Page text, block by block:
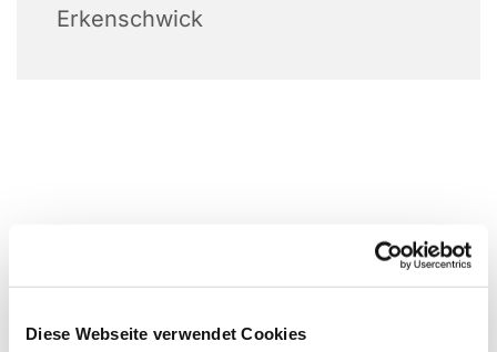
Diese Webseite verwendet Cookies
Erkenschwick